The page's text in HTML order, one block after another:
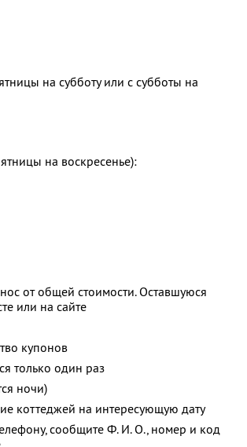
на субботу или с субботы на
на воскресенье):
от общей стоимости. Оставшуюся
или на сайте
купонов
только один раз
ночи)
коттеджей на интересующую дату
сообщите Ф. И. О., номер и код